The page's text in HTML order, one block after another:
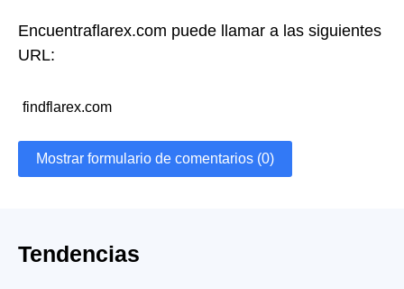
Encuentraflarex.com puede llamar a las siguientes
URL:
findflarex.com
Mostrar formulario de comentarios (0)
Tendencias